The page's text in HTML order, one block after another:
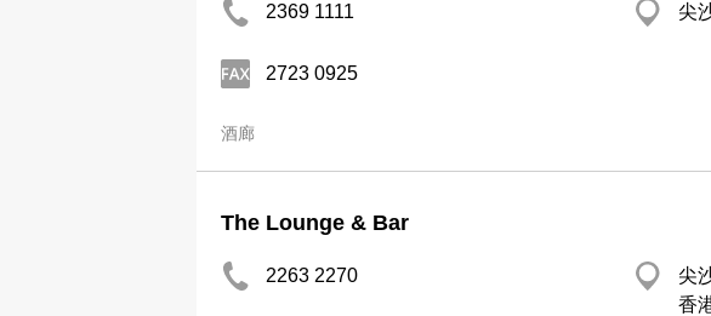
2369 1111 尖
2723 0925
酒廊
The Lounge & Bar
2263 2270
尖
香